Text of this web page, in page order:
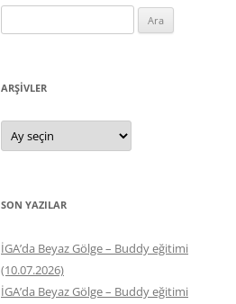
ARŞIVLER
Arşivler
SON YAZILAR
İGA’da Beyaz Gölge – Buddy eğitimi
(10.07.2026)
İGA’da Beyaz Gölge – Buddy eğitimi